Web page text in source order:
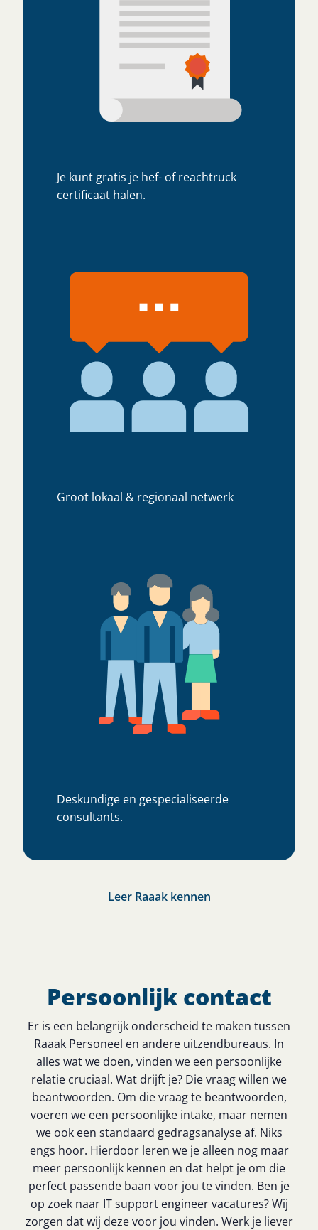
Je kunt gratis je hef- of reachtruck
certificaat halen.
Groot lokaal & regionaal netwerk
Deskundige en gespecialiseerde
consultants.
Leer Raaak kennen
Persoonlijk contact
Er is een belangrijk onderscheid te maken tussen
Raaak Personeel en andere uitzendbureaus. In
alles wat we doen, vinden we een persoonlijke
relatie cruciaal. Wat drijft je? Die vraag willen we
beantwoorden. Om die vraag te beantwoorden,
voeren we een persoonlijke intake, maar nemen
we ook een standaard gedragsanalyse af. Niks
engs hoor. Hierdoor leren we je alleen nog maar
meer persoonlijk kennen en dat helpt je om die
perfect passende baan voor jou te vinden. Ben je
op zoek naar IT support engineer vacatures? Wij
zorgen dat wij deze voor jou vinden. Werk je liever